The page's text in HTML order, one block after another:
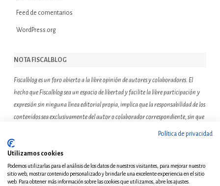
Feed de comentarios
WordPress.org
NOTA FISCALBLOG
Fiscalblog es un foro abierto a la libre opinión de autores y colaboradores. El
hecho que Fiscalblog sea un espacio de libertad y facilite la libre participación y
expresión sin ninguna línea editorial propia, implica que la responsabilidad de los
contenidos sea exclusivamente del autor o colaborador correspondiente, sin que
ello suponga que el resto de miembros de la comunidad de Fiscalblog asuman o
compartan las reflexiones u opiniones expresadas.
Política de privacidad
Utilizamos cookies
Podemos utilizarlas para el análisis de los datos de nuestros visitantes, para mejorar nuestro
sitio web, mostrar contenido personalizado y brindarle una excelente experiencia en el sitio
web. Para obtener más información sobre las cookies que utilizamos, abre los ajustes.